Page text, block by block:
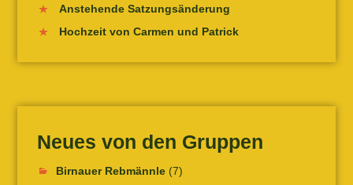
Anstehende Satzungsänderung
Hochzeit von Carmen und Patrick
Neues von den Gruppen
Birnauer Rebmännle(7)